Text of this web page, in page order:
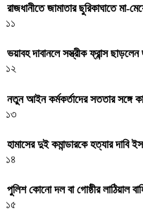
রাজধানীতে জামাতার ছুরিকাঘাতে মা-
১১
ভয়াবহ দাবানলে সস্ত্রীক ফ্রান্স
১২
নতুন আইন কর্মকর্তাদের সততার সঙ্গে
১৩
হামাসের দুই কমান্ডারকে হত্যার দাবি
১৪
পুলিশ কোনো দল বা গোষ্ঠীর লাঠিয়াল
১৫